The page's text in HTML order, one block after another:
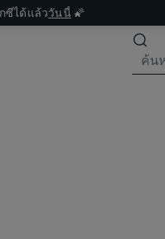
ซีได้แล้ววันนี้ 🌠